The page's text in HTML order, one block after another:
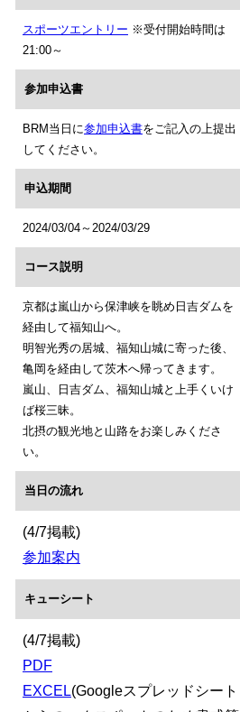
スポーツエントリー ※受付開始時間は
21:00～
参加申込書
BRM当日に参加申込書をご記入の上提出
してください。
申込期間
2024/03/04～2024/03/29
コース説明
京都は嵐山から保津峡を眺め日吉ダムを
経由して福知山へ。
明智光秀の居城、福知山城に寄った後、
亀岡を経由して茨木へ帰ってきます。
嵐山、日吉ダム、福知山城と上手くいけ
ば桜三昧。
北摂の観光地と山路をお楽しみくださ
い。
当日の流れ
(4/7掲載)
参加案内
キューシート
(4/7掲載)
PDF
EXCEL(Googleスプレッドシート